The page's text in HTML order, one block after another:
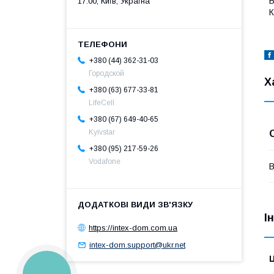
+380 (44) 362-31-03
Городской
+380 (63) 677-33-81
LifeCell
+380 (67) 649-40-65
Kyivstar
+380 (95) 217-59-26
Vodafone
https://intex-dom.com.ua
intex-dom.support@ukr.net